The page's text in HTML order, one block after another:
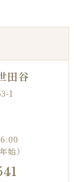
田谷
1
始）